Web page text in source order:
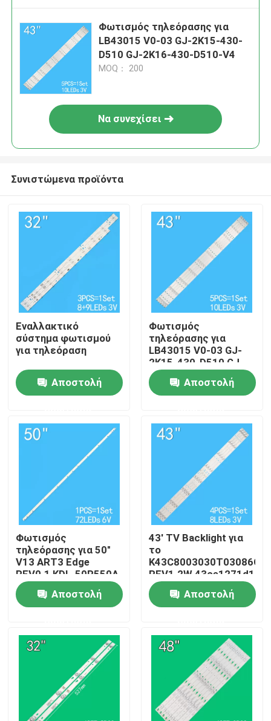
Σπίτι
Περίπου εμείς
Γύρος εργοστασίων
Ποιοτικός έλεγχος
Μας ελάτε σε επαφή με
Ειδήσεις
Ζητήστε ένα απόσπασμα
Πίσω φωτισμός τηλεοράσεων LED
Φωτισμός τηλεόρασης για
LB43015 V0-03 GJ-2K15-430-
D510 GJ-2K16-430-D510-V4
MOQ： 200
Να συνεχίσει
Συνιστώμενα προϊόντα
Εναλλακτικό
σύστημα φωτισμού
για τηλεόραση
Αποστολή
Φωτισμός
τηλεόρασης για
LB43015 V0-03 GJ-
2K15-430-D510 GJ-
2K16-430-D510-V4
Αποστολή
Φωτισμός
τηλεόρασης για 50"
V13 ART3 Edge
REV0.1 KDL-50R550A
6922L-0083A
6916L1291AΑποστολή
43' TV Backlight για
το
K43C8003030T03086C9-
REV1.2W 43ce1271d1
Αποστολή